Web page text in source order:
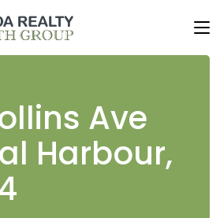
Ave
Harbour,